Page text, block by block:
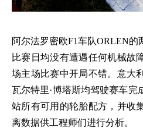
阿尔法罗密欧F1车队ORLEN的
比赛日均没有遭遇任何机械故
场主场比赛中开局不错。意大
瓦尔特里·博塔斯均驾驶赛车完
站所有可用的轮胎配方，并收
离数据供工程师们进行分析。